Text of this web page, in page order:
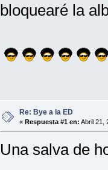
bloquearé la
Re: Bye a la ED
« Respuesta #1 en: Abril 21,
Una salva de